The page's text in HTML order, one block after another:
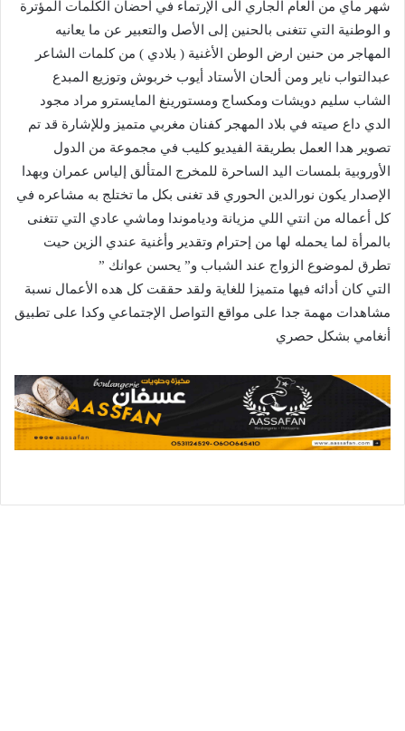
شهر ماي من العام الجاري الى الإرتماء في أحضان الكلمات المؤترة
و الوطنية التي تتغنى بالحنين إلى الأصل والتعبير عن ما يعانيه
المهاجر من حنين ارض الوطن الأغنية ( بلادي ) من كلمات الشاعر
عبدالتواب ناير ومن ألحان الأستاد أيوب خربوش وتوزيع المبدع
الشاب سليم دويشات ومكساج ومستورينغ المايسترو مراد مجود
الدي داع صيته في بلاد المهجر كفنان مغربي متميز وللإشارة قد تم
تصوير هدا العمل بطريقة الفيديو كليب في مجموعة من الدول
الأوروبية بلمسات اليد الساحرة للمخرج المتألق إلياس عمران وبهدا
الإصدار يكون نورالدين الحوري قد تغنى بكل ما تختلج به مشاعره في
كل أعماله من انتي اللي مزيانة ودياموندا وماشي عادي التي تتغنى
بالمرأة لما يحمله لها من إحترام وتقدير وأغنية عندي الزين حيت
تطرق لموضوع الزواج عند الشباب و” يحسن عوانك ”
التي كان أدائه فيها متميزا للغاية ولقد حققت كل هده الأعمال نسبة
مشاهدات مهمة جدا على مواقع التواصل الإجتماعي وكدا على تطبيق
أنغامي بشكل حصري